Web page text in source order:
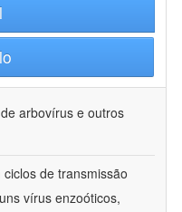
arbovírus e outros
de transmissão
vírus enzoóticos,